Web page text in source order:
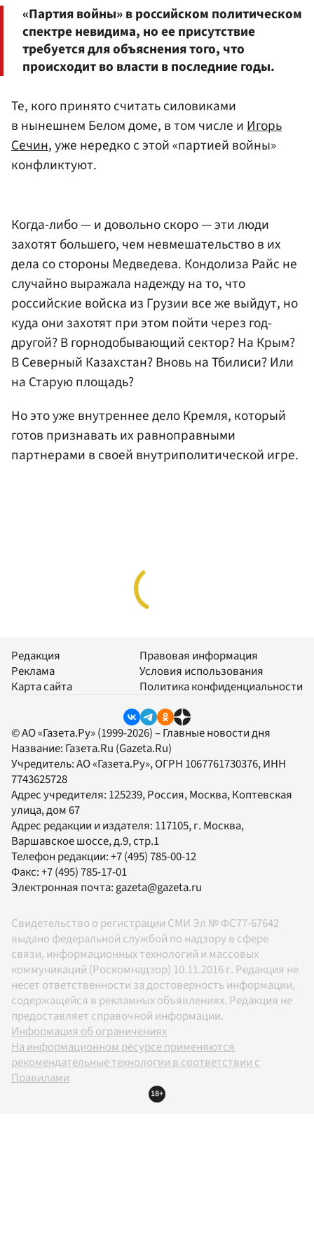
«Партия войны» в российском политическом
спектре невидима, но ее присутствие
требуется для объяснения того, что
происходит во власти в последние годы.
Те, кого принято считать силовиками
в нынешнем Белом доме, в том числе иИгорь
Сечин, уже нередко с этой «партией войны»
конфликтуют.
Когда-либо — и довольно скоро — эти люди
захотят большего, чем невмешательство в их
дела со стороны Медведева. Кондолиза Райс не
случайно выражала надежду на то, что
российские войска из Грузии все же выйдут, но
куда они захотят при этом пойти через год-
другой? В горнодобывающий сектор? На Крым?
В Северный Казахстан? Вновь на Тбилиси? Или
на Старую площадь?
Но это уже внутреннее дело Кремля, который
готов признавать их равноправными
партнерами в своей внутриполитической игре.
Редакция
Реклама
Карта сайта
Правовая информация
Условия использования
Политика конфиденциальности
© АО «Газета.Ру» (1999-2026) – Главные новости дня
Название: Газета.Ru (Gazeta.Ru)
Учредитель:АО «Газета.Ру», ОГРН 1067761730376, ИНН
7743625728
Адрес учредителя: 125239, Россия, Москва, Коптевская
улица, дом 67
Адрес редакции и издателя: 117105, г. Москва,
Варшавское шоссе, д.9, стр.1
Телефон редакции:+7 (495) 785-00-12
Факс:+7 (495) 785-17-01
Электронная почта:gazeta@gazeta.ru
Свидетельство о регистрации СМИ Эл № ФС77-67642
выдано федеральной службой по надзору в сфере
связи, информационных технологий и массовых
коммуникаций (Роскомнадзор) 10.11.2016 г. Редакция не
несет ответственности за достоверность информации,
содержащейся в рекламных объявлениях. Редакция не
предоставляет справочной информации.
Информация об ограничениях
На информационном ресурсе применяются
рекомендательные технологии в соответствии с
Правилами
18+